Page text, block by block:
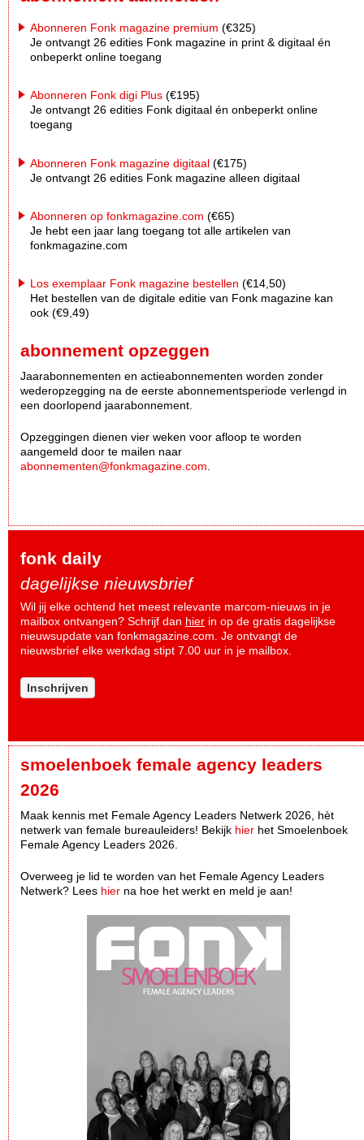
Abonneren Fonk magazine premium (€325)
Je ontvangt 26 edities Fonk magazine in print & digitaal én
onbeperkt online toegang
Abonneren Fonk digi Plus (€195)
Je ontvangt 26 edities Fonk digitaal én onbeperkt online
toegang
Abonneren Fonk magazine digitaal (€175)
Je ontvangt 26 edities Fonk magazine alleen digitaal
Abonneren op fonkmagazine.com (€65)
Je hebt een jaar lang toegang tot alle artikelen van
fonkmagazine.com
Los exemplaar Fonk magazine bestellen (€14,50)
Het bestellen van de digitale editie van Fonk magazine kan
ook (€9,49)
abonnement opzeggen
Jaarabonnementen en actieabonnementen worden zonder
wederopzegging na de eerste abonnementsperiode verlengd in
een doorlopend jaarabonnement.
Opzeggingen dienen vier weken voor afloop te worden
aangemeld door te mailen naar
abonnementen@fonkmagazine.com
fonk daily
dagelijkse nieuwsbrief
Wil jij elke ochtend het meest relevante marcom-nieuws in je
mailbox ontvangen? Schrijf dan hier in op de gratis dagelijkse
nieuwsupdate van fonkmagazine.com. Je ontvangt de
nieuwsbrief elke werkdag stipt 7.00 uur in je mailbox.
Inschrijven
smoelenboek female agency leaders
2026
Maak kennis met Female Agency Leaders Netwerk 2026, hèt
netwerk van female bureauleiders! Bekijk hier het Smoelenboek
Female Agency Leaders 2026.
Overweeg je lid te worden van het Female Agency Leaders
Netwerk? Lees hier na hoe het werkt en meld je aan!